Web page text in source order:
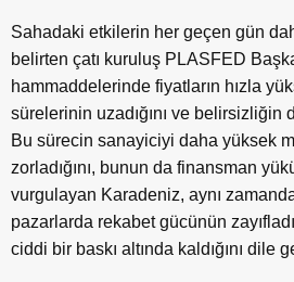
Sahadaki etkilerin her geçen gün
belirten çatı kuruluş PLASFED
hammaddelerinde fiyatların hızla
sürelerinin uzadığını ve belirsizliğin
Bu sürecin sanayiciyi daha yüksek
zorladığını, bunun da finansman
vurgulayan Karadeniz, aynı
pazarlarda rekabet gücünün
ciddi bir baskı altında kaldığını dile